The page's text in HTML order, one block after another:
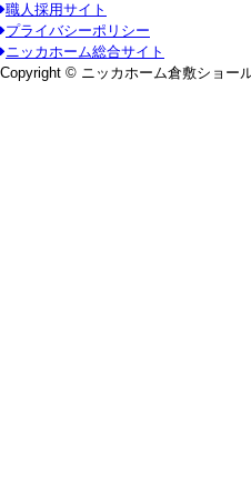
職人採用サイト
プライバシーポリシー
ニッカホーム総合サイト
Copyright © ニッカホーム倉敷ショー